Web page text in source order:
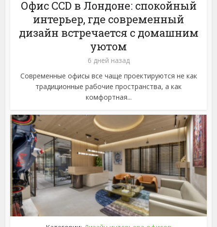
Офис CCD в Лондоне: спокойный
интерьер, где современный
дизайн встречается с домашним
уютом
6 дней назад
Современные офисы все чаще проектируются не как
традиционные рабочие пространства, а как
комфортная...